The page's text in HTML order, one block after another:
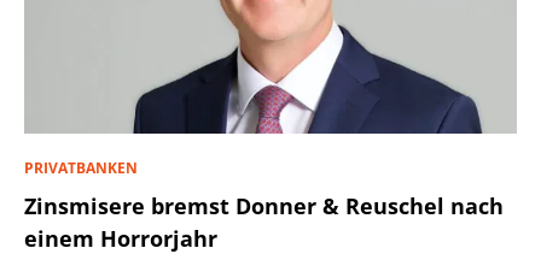
PRIVATBANKEN
Zinsmisere bremst Donner & Reuschel nach
einem Horrorjahr